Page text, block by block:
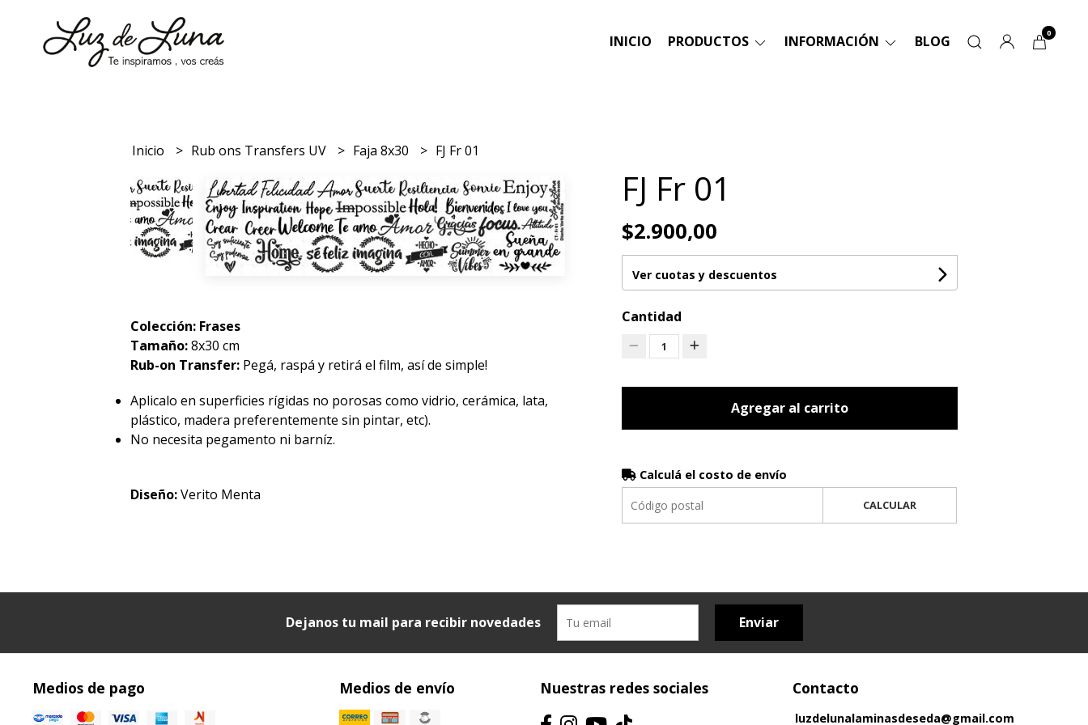
INICIO PRODUCTOS INFORMACIÓN BLOG 0
Inicio Rub ons Transfers UV Faja 8x30 FJ Fr 01
Colección: Frases
Tamaño:8x30 cm
Rub-on Transfer: Pegá, raspá y retirá el film, así de simple!
Aplicalo en superficies rígidas no porosas como vidrio, cerámica, lata,
plástico, madera preferentemente sin pintar, etc).
No necesita pegamento ni barníz.
Diseño:Verito Menta
FJ Fr 01
$2.900,00
Ver cuotas y descuentos
Cantidad
1
Agregar al carrito
Calculá el costo de envío
CALCULAR
Dejanos tu mail para recibir novedades Enviar
Medios de pago Medios de envío Nuestras redes sociales Contacto
luzdelunalaminasdeseda@gmail.com